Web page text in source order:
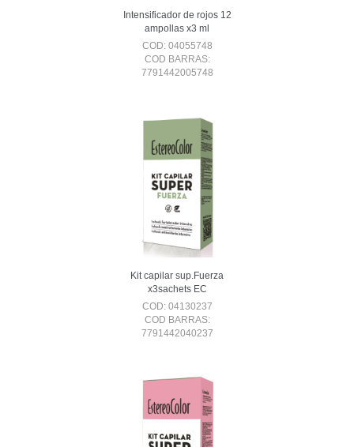
Intensificador de rojos 12
ampollas x3 ml
COD: 04055748
COD BARRAS:
7791442005748
Kit capilar sup.Fuerza
x3sachets EC
COD: 04130237
COD BARRAS:
7791442040237